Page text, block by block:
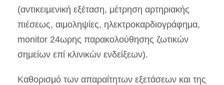
(αντικειμενική εξέταση, μέτρηση αρτηριακής
πιέσεως, αιμοληψίες, ηλεκτροκαρδιογράφημα,
monitor 24ωρης παρακολούθησης ζωτικών
σημείων επί κλινικών ενδείξεων).
Καθορισμό των απαραίτητων εξετάσεων και της